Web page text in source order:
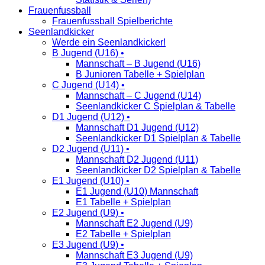
Frauenfussball
Frauenfussball Spielberichte
Seenlandkicker
Werde ein Seenlandkicker!
B Jugend (U16) •
Mannschaft – B Jugend (U16)
B Junioren Tabelle + Spielplan
C Jugend (U14) •
Mannschaft – C Jugend (U14)
Seenlandkicker C Spielplan & Tabelle
D1 Jugend (U12) •
Mannschaft D1 Jugend (U12)
Seenlandkicker D1 Spielplan & Tabelle
D2 Jugend (U11) •
Mannschaft D2 Jugend (U11)
Seenlandkicker D2 Spielplan & Tabelle
E1 Jugend (U10) •
E1 Jugend (U10) Mannschaft
E1 Tabelle + Spielplan
E2 Jugend (U9) •
Mannschaft E2 Jugend (U9)
E2 Tabelle + Spielplan
E3 Jugend (U9) •
Mannschaft E3 Jugend (U9)